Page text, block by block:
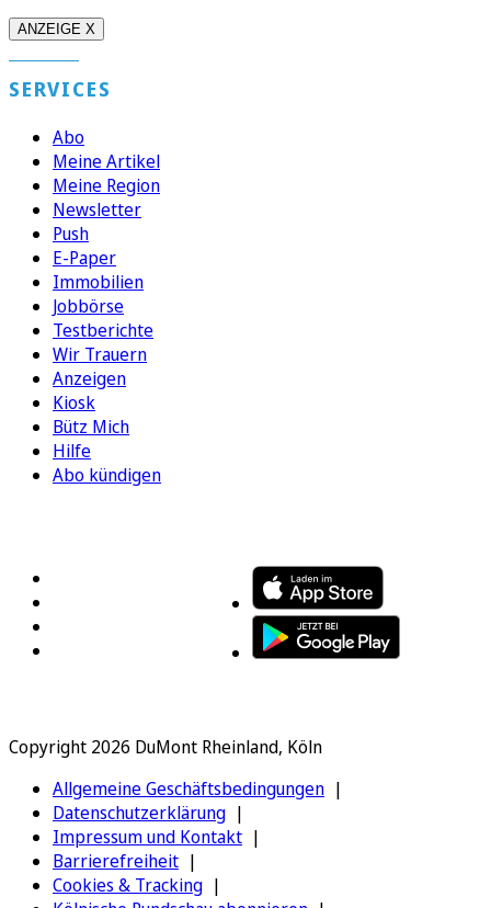
ANZEIGE X
SERVICES
Abo
Meine Artikel
Meine Region
Newsletter
Push
E-Paper
Immobilien
Jobbörse
Testberichte
Wir Trauern
Anzeigen
Kiosk
Bütz Mich
Hilfe
Abo kündigen
Copyright 2026 DuMont Rheinland, Köln
Allgemeine Geschäftsbedingungen
Datenschutzerklärung
Impressum und Kontakt
Barrierefreiheit
Cookies & Tracking